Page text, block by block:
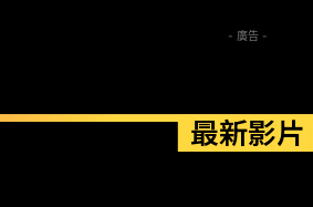
- 廣告 -
最新影片